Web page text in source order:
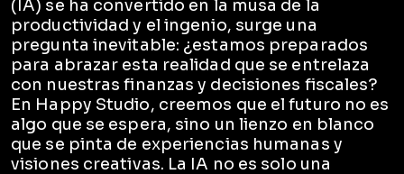
(IA) se ha convertido en la musa de la
productividad y el ingenio, surge una
pregunta inevitable: ¿estamos preparados
para abrazar esta realidad que se entrelaza
con nuestras finanzas y decisiones fiscales?
En Happy Studio, creemos que el futuro no es
algo que se espera, sino un lienzo en blanco
que se pinta de experiencias humanas y
visiones creativas. La IA no es solo una